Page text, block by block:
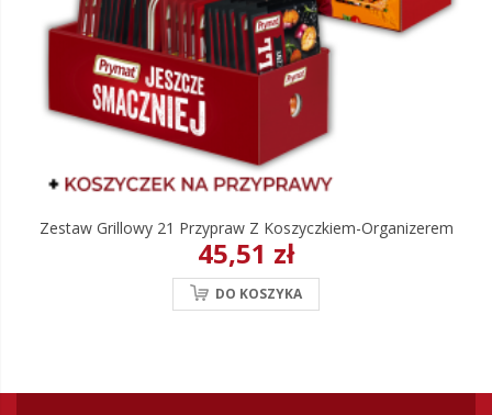
Zestaw Grillowy 21 Przypraw Z Koszyczkiem-Organizerem
45,51 zł
DO KOSZYKA